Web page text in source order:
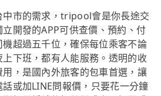
中市的需求，tripool會是你長途交
開發的APP可供查價、預約、付
超過五千位，確保每位乘客不論
下班，都有人能服務。透明的收
，是國內外旅客的包車首選，讓
或加LINE問報價，只要花一分鐘